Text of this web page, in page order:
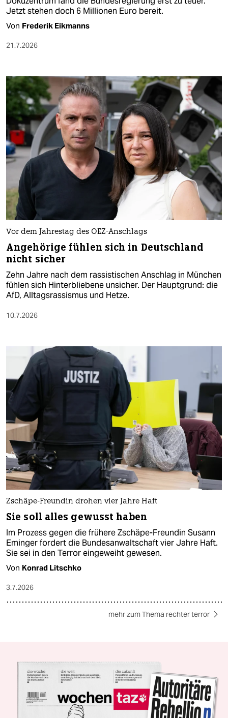
Jetzt stehen doch 6 Millionen Euro bereit.
Von Frederik Eikmanns
21.7.2026
Vor dem Jahrestag des OEZ-Anschlags
Angehörige fühlen sich in Deutschland
nicht sicher
Zehn Jahre nach dem rassistischen Anschlag in München
fühlen sich Hinterbliebene unsicher. Der Hauptgrund: die
AfD, Alltagsrassismus und Hetze.
10.7.2026
Zschäpe-Freundin drohen vier Jahre Haft
Sie soll alles gewusst haben
Im Prozess gegen die frühere Zschäpe-Freundin Susann
Eminger fordert die Bundesanwaltschaft vier Jahre Haft.
Sie sei in den Terror eingeweiht gewesen.
Von Konrad Litschko
3.7.2026
mehr zum Thema rechter terror